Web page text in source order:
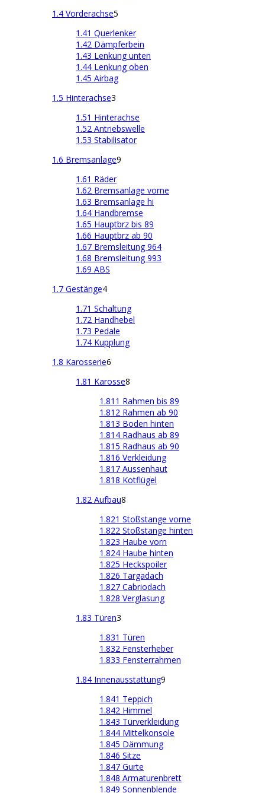
1.4 Vorderachse5
1.41 Querlenker
1.42 Dämpferbein
1.43 Lenkung unten
1.44 Lenkung oben
1.45 Airbag
1.5 Hinterachse3
1.51 Hinterachse
1.52 Antriebswelle
1.53 Stabilisator
1.6 Bremsanlage9
1.61 Räder
1.62 Bremsanlage vorne
1.63 Bremsanlage hi
1.64 Handbremse
1.65 Hauptbrz bis 89
1.66 Hauptbrz ab 90
1.67 Bremsleitung 964
1.68 Bremsleitung 993
1.69 ABS
1.7 Gestänge4
1.71 Schaltung
1.72 Handhebel
1.73 Pedale
1.74 Kupplung
1.8 Karosserie6
1.81 Karosse8
1.811 Rahmen bis 89
1.812 Rahmen ab 90
1.813 Boden hinten
1.814 Radhaus ab 89
1.815 Radhaus ab 90
1.816 Verkleidung
1.817 Aussenhaut
1.818 Kotflügel
1.82 Aufbau8
1.821 Stoßstange vorne
1.822 Stoßstange hinten
1.823 Haube vorn
1.824 Haube hinten
1.825 Heckspoiler
1.826 Targadach
1.827 Cabriodach
1.828 Verglasung
1.83 Türen3
1.831 Türen
1.832 Fensterheber
1.833 Fensterrahmen
1.84 Innenausstattung9
1.841 Teppich
1.842 Himmel
1.843 Türverkleidung
1.844 Mittelkonsole
1.845 Dämmung
1.846 Sitze
1.847 Gurte
1.848 Armaturenbrett
1.849 Sonnenblende